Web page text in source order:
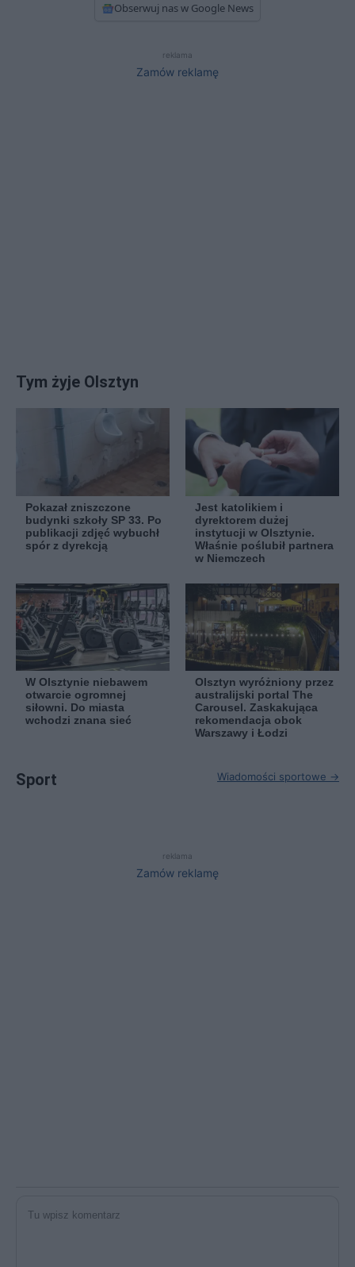
Obserwuj nas w Google News
reklama
Zamów reklamę
Tym żyje Olsztyn
Pokazał zniszczone
budynki szkoły SP 33. Po
publikacji zdjęć wybuchł
spór z dyrekcją
Jest katolikiem i
dyrektorem dużej
instytucji w Olsztynie.
Właśnie poślubił partnera
w Niemczech
W Olsztynie niebawem
otwarcie ogromnej
siłowni. Do miasta
wchodzi znana sieć
Olsztyn wyróżniony przez
australijski portal The
Carousel. Zaskakująca
rekomendacja obok
Warszawy i Łodzi
Sport Wiadomości sportowe →
reklama
Zamów reklamę